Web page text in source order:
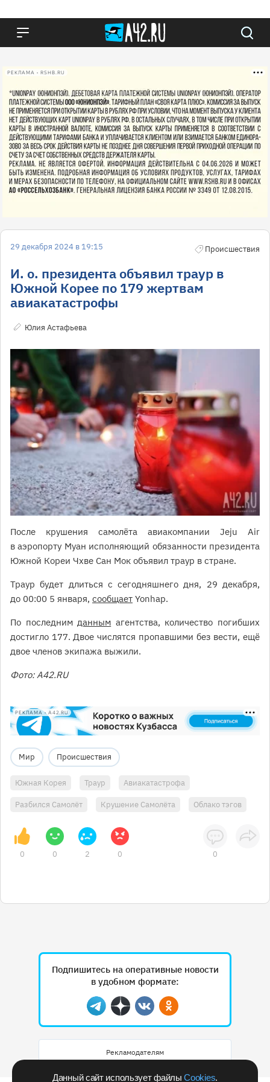
Данный сайт использует файлыCookies.
РЕКЛАМА • RSHB.RU
29 декабря 2024 в 19:15 Происшествия
И. о. президента объявил траур в
Южной Корее по 179 жертвам
авиакатастрофы
Юлия Астафьева
После крушения самолёта авиакомпании Jeju Air
в аэропорту Муан исполняющий обязанности президента
Южной Кореи Чхве Сан Мок объявил траур в стране.
Траур будет длиться с сегодняшнего дня, 29 декабря,
до 00:00 5 января, сообщает Yonhap.
По последнимданным агентства, количество погибших
достигло 177. Двое числятся пропавшими без вести, ещё
двое членов экипажа выжили.
Фото: A42.RU
РЕКЛАМА • A42.RU
Мир Происшествия
Южная Корея Траур Авиакатастрофа
Разбился Самолёт Крушение Самолёта Облако тэгов
0 0 2 0 0
Подпишитесь на оперативные новости
в удобном формате:
Telegram
ДзенВконтактеОдноклассники
Рекламодателям